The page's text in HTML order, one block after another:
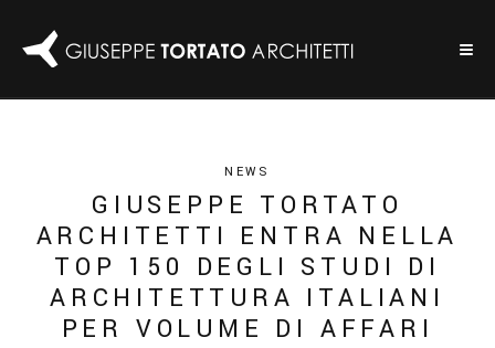
NEWS
GIUSEPPE TORTATO
ARCHITETTI ENTRA NELLA
TOP 150 DEGLI STUDI DI
ARCHITETTURA ITALIANI
PER VOLUME DI AFFARI